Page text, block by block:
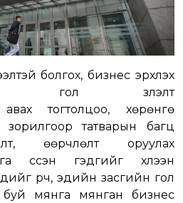
болгох, бизнес эрхлэх
үзүүлэлт
тогтолцоо, хөрөнгө
татварын багц
өөрчлөлт оруулах
үүссэн гэдгийг хүлээн
үүрч, эдийн засгийн гол
буй мянга мянган бизнес